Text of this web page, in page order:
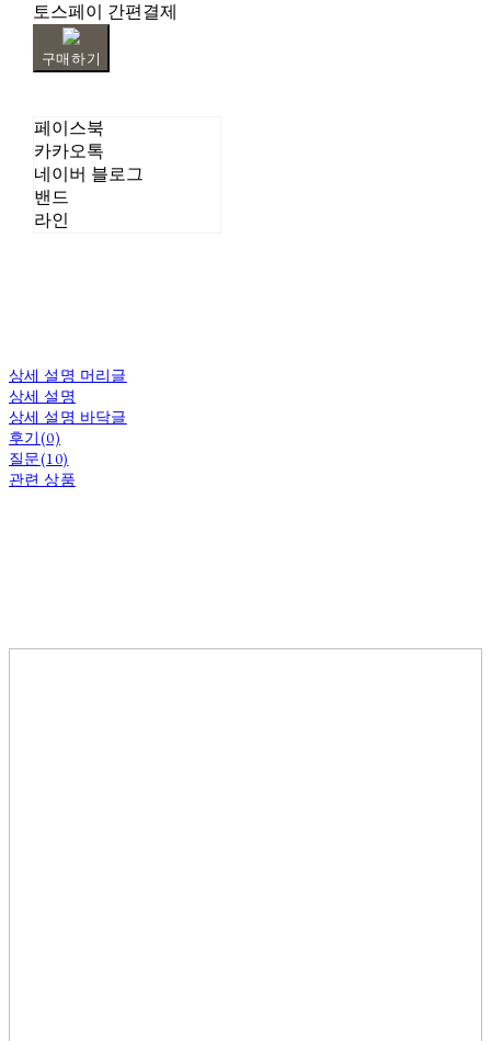
토스페이 간편결제
구매하기
페이스북
카카오톡
네이버 블로그
밴드
라인
상세 설명 머리글
상세 설명
상세 설명 바닥글
후기(0)
질문(10)
관련 상품